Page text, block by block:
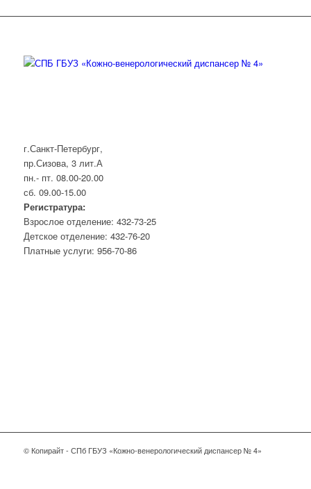
г.Санкт-Петербург,
пр.Сизова, 3 лит.А
пн.- пт. 08.00-20.00
сб. 09.00-15.00
Регистратура:
Взрослое отделение: 432-73-25
Детское отделение: 432-76-20
Платные услуги: 956-70-86
© Копирайт - СПб ГБУЗ «Кожно-венерологический диспансер № 4»